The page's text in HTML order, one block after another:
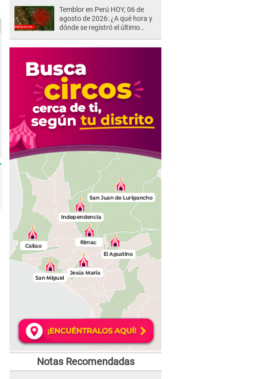
Temblor en Perú HOY, 06 de
agosto de 2026: ¿A qué hora y
dónde se registró el último
Notas Recomendadas